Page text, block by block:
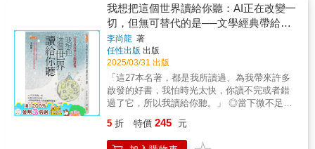
屋（Books Are Magic）」店主「身為賣書人，
我懷著無比愉悅的心情讀完艾文‧佛里斯的《那
些書店這些人》。他筆下的美國獨立書店史，
恰如其主題本身——充滿權威、個人色彩且引
人入勝。」——保羅．山崎（Paul
Yamazaki），舊金山「城市之光」店長兼出版
人「細膩而深邃⋯⋯艾文‧佛里斯是我們穿梭書
店歷史之旅的理想嚮導，他帶來豐富的知識與
軼事，並以苦樂參半的筆觸提醒我們：書店何
其重要，對我們的文化與社群又是何其必要，
得」的書。‧老太太一次總是買兩本同樣的漫畫
雜誌？因為那一期有孫子的作品。‧當常客說累
到連看書都沒力氣時，要推薦他哪本書呢？◆
那些不知道該怎麼說出口的，就用書來表達
吧！森田惠笑稱自己是全世界最愛和客人搭話
的現職書店員，才工作沒多久，就已經理解
「不知道書名、也不知道作者是誰」這種詢
問，其實是家常便飯（笑）。所有來買書的讀
書給誰，都是希望透過這本書來表達自己的感
受──‧求婚的時候想和戒指一起送出去的書‧想
「獨立書店」為主題的微旅行，尋找你「旅讀
的理由」吧！精選的12家書店各具特色，無論
是專注地方文化、強調療癒閱讀，還是結合藝
術與旅遊，每一間都展現了臺灣獨立書店的多
樣風貌──● 第一部：在都市裡的詩意空間○ 有
河書店：影評人的老字號書店重新出發2.0版○
渺渺書店：外表溫柔內在堅實的清新文學庫○
玫瑰色二手書店：把舊書變年輕的明亮二手書
店● 第二部：山海之間，我們推廣閱讀○ 見書
店：基隆港邊與海為鄰的文化據點○ 籃城書
雀雖小內蘊深厚的地方微型書店● 第三部：以
我想把這個世界讀給你聽：AI正在改變一
切，但無可替代的是──文學經典帶給人
的震撼與啟發。27部足以改變人生觀的
經典，一次讀完。
李尚龍 著
任性出版 出版
2025/03/31 出版
「這27本名著，都是我所讀過、為我帶來許多
啟發的好書，我怕時光太快，你讀不完或者錯
過了它，所以我讀給你聽。」 ◎當下微不足道
命中不可承受之輕》 ◎權力的魅力，是它所
帶來的施虐感：讓他人受折磨，證明自己有力
5 折 特價 245 元